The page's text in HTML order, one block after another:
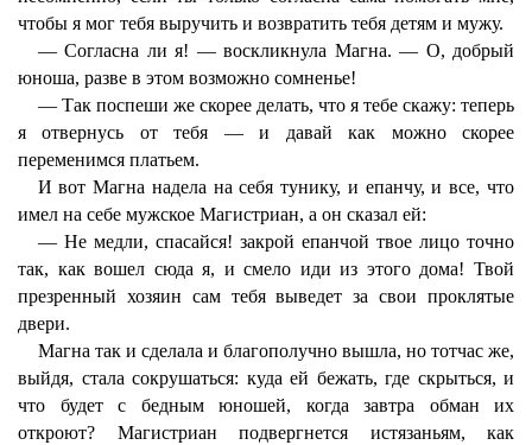
чтобы я мог тебя выручить и возвратить тебя детям и мужу.
— Согласна ли я! — воскликнула Магна. — О, добрый
юноша, разве в этом возможно сомненье!
— Так поспеши же скорее делать, что я тебе скажу: теперь
я отвернусь от тебя — и давай как можно скорее
переменимся платьем.
И вот Магна надела на себя тунику, и епанчу, и все, что
имел на себе мужское Магистриан, а он сказал ей:
— Не медли, спасайся! закрой епанчой твое лицо точно
так, как вошел сюда я, и смело иди из этого дома! Твой
презренный хозяин сам тебя выведет за свои проклятые
двери.
Магна так и сделала и благополучно вышла, но тотчас же,
выйдя, стала сокрушаться: куда ей бежать, где скрыться, и
что будет с бедным юношей, когда завтра обман их
откроют? Магистриан подвергнется истязаньям, как